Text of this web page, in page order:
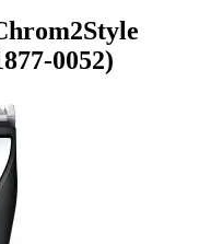
0052)